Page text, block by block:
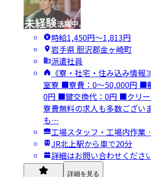
時給1,450円〜1,813円
岩手県 胆沢郡金ヶ崎町
派遣社員
《寮・社宅・住み込み情
室寮 ■寮費：0～50,000円 ■
0円 ■鍵交換代：0円 ■クリ
寮費無料の求人も多数ござい
も…
工場スタッフ・工場内作業
JR北上駅から車で20分
詳細はお問い合わせくださ
詳細を見る